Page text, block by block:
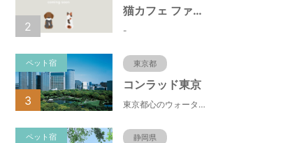
猫カフェ ファミリーズ
-
2
ペット宿 東京都
コンラッド東京
東京都心のウォーターフロントに位置し、都内全域へのアクセスへも便利なコンラッド東京は、銀座や新橋へ徒歩圏内、明治神宮や浅草、六本木などの観光・ショッピングエリアにもアクセス至便。また、東京駅まで10分、羽田空港まで25分、丸の内などの主要ビジネス街へのアクセスにも優れ、ビジネスにも最適のロケーションです。
3
ペット宿 静岡県